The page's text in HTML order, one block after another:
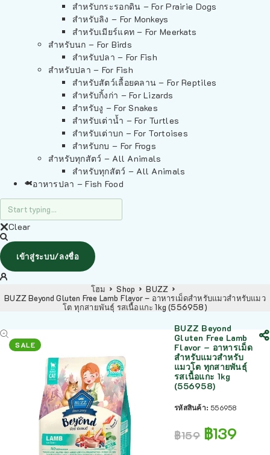
สำหรับกระรอกดิน – For Prairie Dogs
สำหรับลิง – For Monkeys
สำหรับเมียร์แคท – For Meerkats
สำหรับนก – For Birds
สำหรับปลา – For Fish
สำหรับปลา – For Fish
สำหรับสัตว์เลื้อยคลาน – For Reptiles
สำหรับกิ้งก่า – For Lizards
สำหรับงู – For Snakes
สำหรับเต่าน้ำ – For Turtles
สำหรับเต่าบก – For Tortoises
สำหรับกบ – For Frogs
สำหรับทุกสัตว์ – All Animals
สำหรับทุกสัตว์ – All Animals
อาหารปลา – Fish Food
Clear
เข้าสู่ระบบ/ลงชื่อ
โฮม Shop
BUZZ
BUZZ Beyond Gluten Free Lamb Flavor – อาหารเม็ดสำหรับแมวสำหรับแมว
โต ทุกสายพันธุ์ รสเนื้อแกะ 1kg (556958)
SALE
BUZZ Beyond
Gluten Free Lamb
Flavor – อาหารเม็ด
สำหรับแมวสำหรับ
แมวโต ทุกสายพันธุ์
รสเนื้อแกะ 1kg
(556958)
รหัสสินค้า: 556958
฿159 ฿139